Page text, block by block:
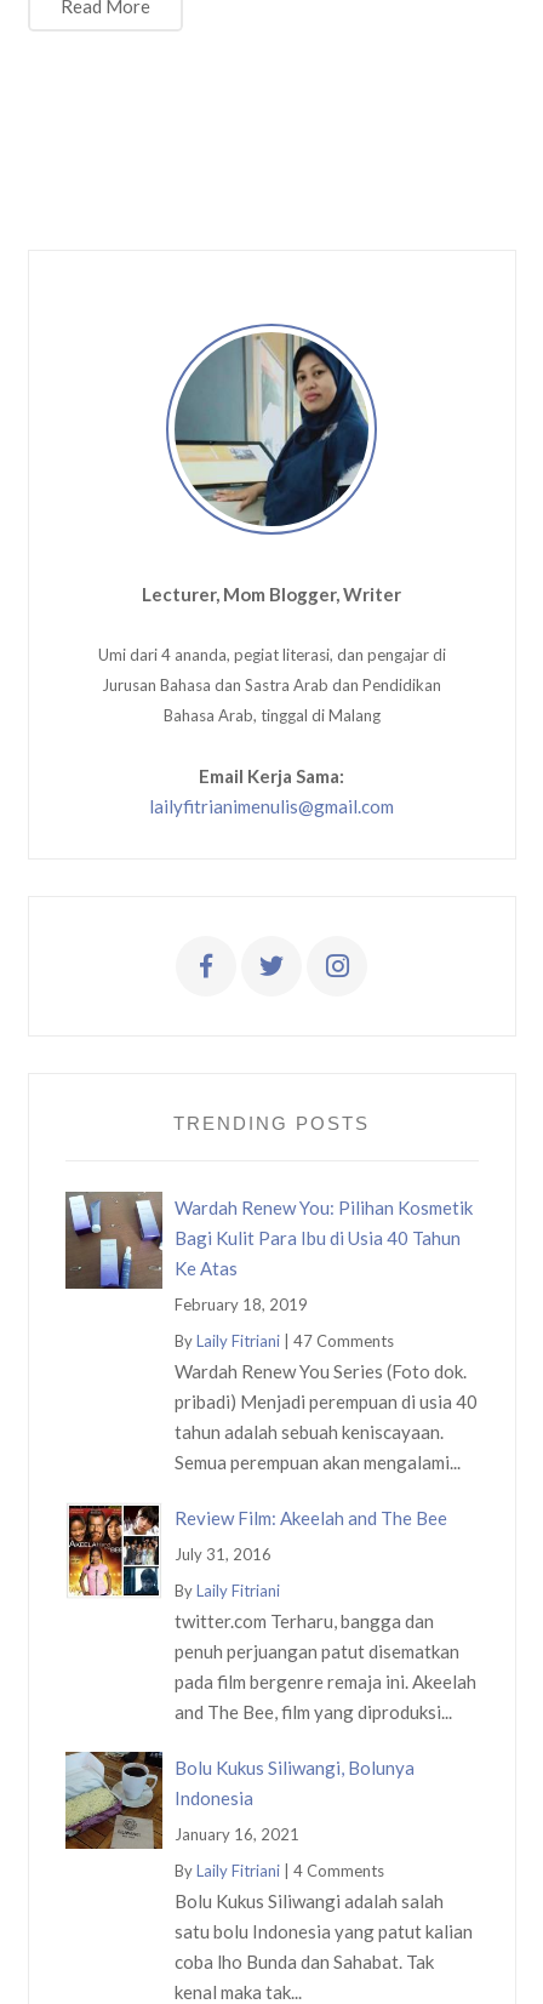
Read More
Lecturer, Mom Blogger, Writer
Umi dari 4 ananda, pegiat literasi, dan pengajar di
Jurusan Bahasa dan Sastra Arab dan Pendidikan
Bahasa Arab, tinggal di Malang
Email Kerja Sama:
lailyfitrianimenulis@gmail.com
TRENDING POSTS
Wardah Renew You: Pilihan Kosmetik
Bagi Kulit Para Ibu di Usia 40 Tahun
Ke Atas
February 18, 2019
ByLaily Fitriani| 47 Comments
Wardah Renew You Series (Foto dok.
pribadi) Menjadi perempuan di usia 40
tahun adalah sebuah keniscayaan.
Semua perempuan akan mengalami...
Review Film: Akeelah and The Bee
July 31, 2016
ByLaily Fitriani
twitter.com Terharu, bangga dan
penuh perjuangan patut disematkan
pada film bergenre remaja ini. Akeelah
and The Bee, film yang diproduksi...
Bolu Kukus Siliwangi, Bolunya
Indonesia
January 16, 2021
ByLaily Fitriani| 4 Comments
Bolu Kukus Siliwangi adalah salah
satu bolu Indonesia yang patut kalian
coba lho Bunda dan Sahabat. Tak
kenal maka tak...